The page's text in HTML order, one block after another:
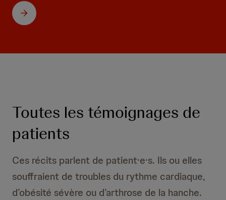
Toutes les témoignages de
patients
Ces récits parlent de patient·e·s. Ils ou elles
souffraient de troubles du rythme cardiaque,
d’obésité sévère ou d’arthrose de la hanche.